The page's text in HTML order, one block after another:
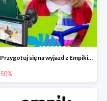
Przygotuj się na wyjazd z Empikiem - rabaty do -50%
50%